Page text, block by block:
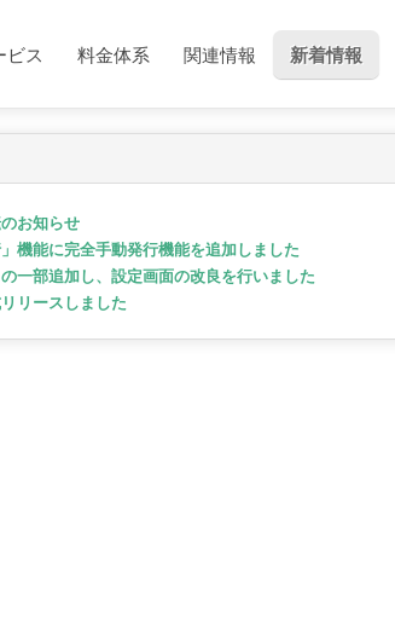
ビス 料金体系 関連情報 新着情報
お知らせ
」機能に完全手動発行機能を追加しました
の一部追加し、設定画面の改良を行いました
リースしました